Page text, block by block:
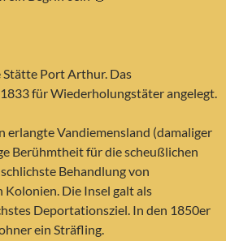
Port Arthur. Das
für Wiederholungstäter angelegt.
erlangte Vandiemensland (damaliger
Berühmtheit für die scheußlichen
Behandlung von
Die Insel galt als
Deportationsziel. In den 1850er
ein Sträfling.